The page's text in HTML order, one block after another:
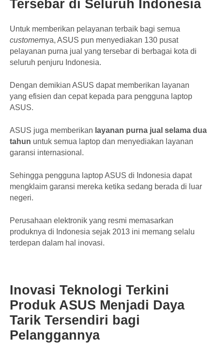
Tersebar di Seluruh Indonesia
Untuk memberikan pelayanan terbaik bagi semua
customernya, ASUS pun menyediakan 130 pusat
pelayanan purna jual yang tersebar di berbagai kota di
seluruh penjuru Indonesia.
Dengan demikian ASUS dapat memberikan layanan
yang efisien dan cepat kepada para pengguna laptop
ASUS.
ASUS juga memberikan layanan purna jual selama dua
tahun untuk semua laptop dan menyediakan layanan
garansi internasional.
Sehingga pengguna laptop ASUS di Indonesia dapat
mengklaim garansi mereka ketika sedang berada di luar
negeri.
Perusahaan elektronik yang resmi memasarkan
produknya di Indonesia sejak 2013 ini memang selalu
terdepan dalam hal inovasi.
Inovasi Teknologi Terkini
Produk ASUS Menjadi Daya
Tarik Tersendiri bagi
Pelanggannya